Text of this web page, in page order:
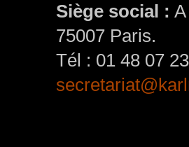
Siège social :
75007 Paris.
Tél : 01 48 07